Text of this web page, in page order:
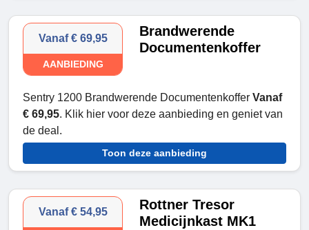
Vanaf € 69,95
AANBIEDING
Brandwerende
Documentenkoffer
Sentry 1200 Brandwerende Documentenkoffer Vanaf
€ 69,95. Klik hier voor deze aanbieding en geniet van
de deal.
Toon deze aanbieding
Vanaf € 54,95
Rottner Tresor
Medicijnkast MK1